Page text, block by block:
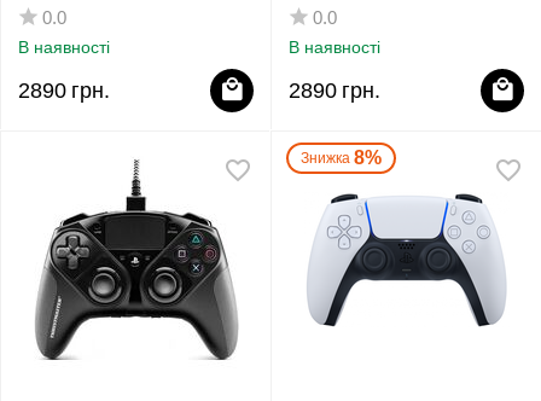
0.0
В наявності
2890 грн.
0.0
В наявності
2890 грн.
Знижка 8%